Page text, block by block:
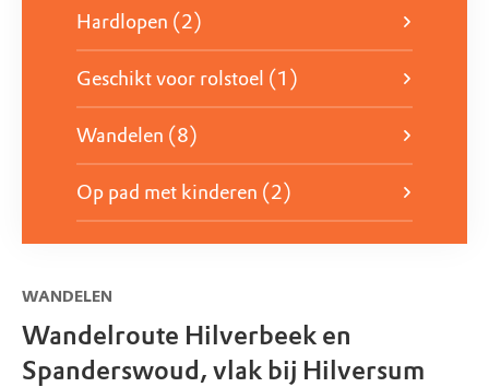
Hardlopen (2)
Geschikt voor rolstoel (1)
Wandelen (8)
Op pad met kinderen (2)
WANDELEN
Wandelroute Hilverbeek en
Spanderswoud, vlak bij Hilversum